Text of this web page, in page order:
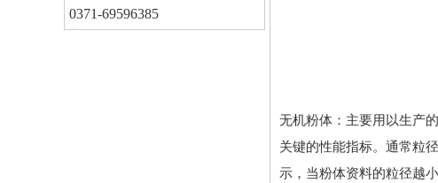
无机粉体：主要用以生产
关键的性能指标。通常粒
示，当粉体资料的粒径越
0371-69596385